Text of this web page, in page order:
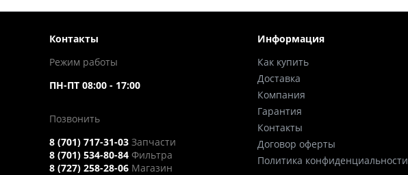
Контакты
Режим работы
ПН-ПТ 08:00 - 17:00
Позвонить
8 (701) 717-31-03 Запчасти
8 (701) 534-80-84 Фильтра
8 (727) 258-28-06 Магазин
Информация
Как купить
Доставка
Компания
Гарантия
Контакты
Договор оферты
Политика конфиденциальности